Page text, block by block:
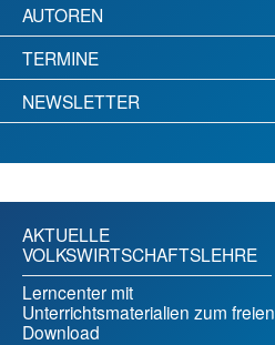
AUTOREN
TERMINE
NEWSLETTER
AKTUELLE
VOLKSWIRTSCHAFTSLEHRE
Lerncenter mit
Unterrichtsmaterialien zum freien
Download